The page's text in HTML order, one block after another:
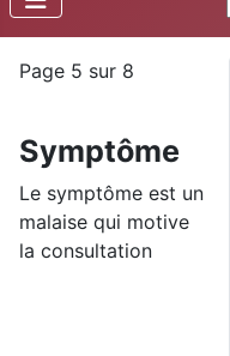
Page 5 sur 8
Symptôme
Le symptôme est un
malaise qui motive
la consultation